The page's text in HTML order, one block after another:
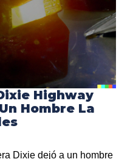
Highway
Hombre La
Dixie dejó a un hombre